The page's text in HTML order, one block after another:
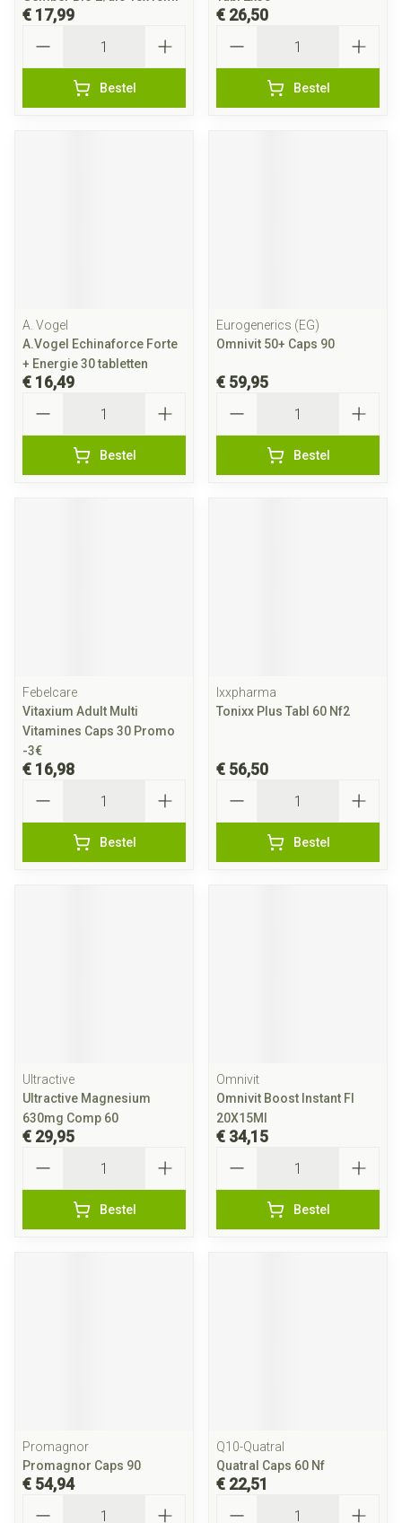
€ 17,99
Bestel
€ 26,50
Bestel
A. Vogel
A.Vogel Echinaforce Forte
+ Energie 30 tabletten
€ 16,49
Bestel
Eurogenerics (EG)
Omnivit 50+ Caps 90
€ 59,95
Bestel
Febelcare
Vitaxium Adult Multi
Vitamines Caps 30 Promo
-3€
€ 16,98
Bestel
Ixxpharma
Tonixx Plus Tabl 60 Nf2
€ 56,50
Bestel
Ultractive
Ultractive Magnesium
630mg Comp 60
€ 29,95
Bestel
Omnivit
Omnivit Boost Instant Fl
20X15Ml
€ 34,15
Bestel
Promagnor
Promagnor Caps 90
€ 54,94
Q10-Quatral
Quatral Caps 60 Nf
€ 22,51